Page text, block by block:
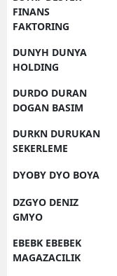
FINANS
FAKTORING
DUNYH DUNYA
HOLDING
DURDO DURAN
DOGAN BASIM
DURKN DURUKAN
SEKERLEME
DYOBY DYO BOYA
DZGYO DENIZ
GMYO
EBEBK EBEBEK
MAGAZACILIK